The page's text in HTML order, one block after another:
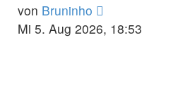
von Bruninho
Beitrag
Mi 5. Aug 2026, 18:53